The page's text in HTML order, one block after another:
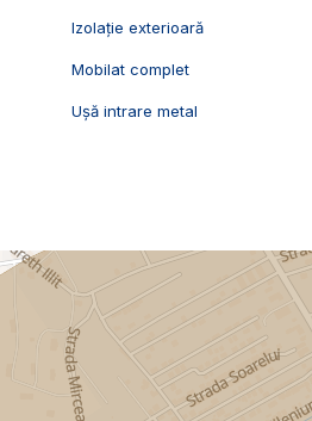
Izolație exterioară
Mobilat complet
Ușă intrare metal